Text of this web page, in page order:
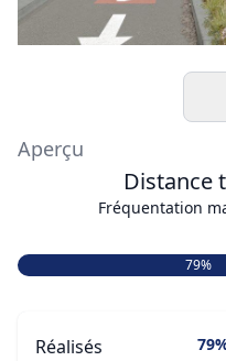
Aperçu
Distance
Fréquentation
79%
Réalisés